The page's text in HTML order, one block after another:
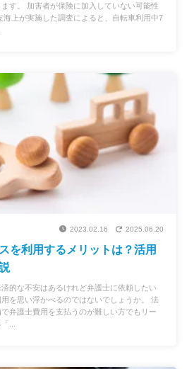
す。 加害者が保険に加入していない可能性
海上が実施した調査によると、自転車利用中7
2023.02.16 2025.06.20
を利用するメリットは？活用
的な不安はあるけれど弁護士に依頼したい
を思い浮かべるのではないでしょうか。 法
弁護士費用を支払うのが難しい方でもリー
...